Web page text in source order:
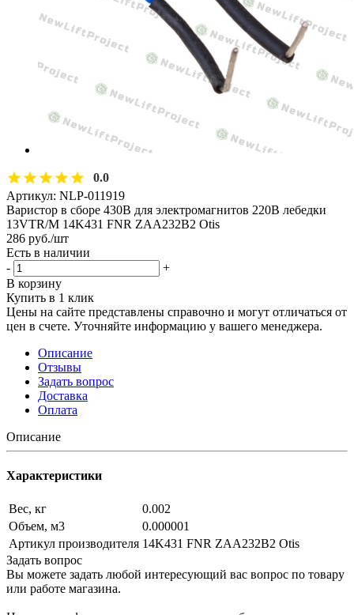
0.0
Артикул: NLP-011919
Варистор в сборе 430В для электромагнитов 220В лебедки
13VTR/M 14K431 FNR ZAA232B2 Otis
286 руб./шт
Есть в наличии
-
+
В корзину
Купить в 1 клик
Цены на сайте представлены справочно и могут отличаться от
цен в счете. Уточняйте информацию у вашего менеджера.
Описание
Отзывы
Задать вопрос
Доставка
Оплата
Описание
Характеристики
Вес, кг
0.002
Объем, м3
0.000001
Артикул производителя 14K431 FNR ZAA232B2 Otis
Задать вопрос
Вы можете задать любой интересующий вас вопрос по товару
или работе магазина.